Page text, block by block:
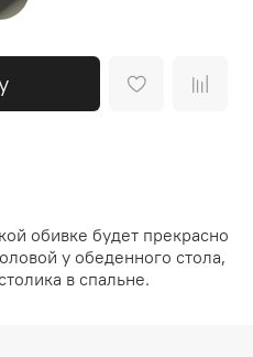
обивке будет прекрасно
у обеденного стола,
в спальне.